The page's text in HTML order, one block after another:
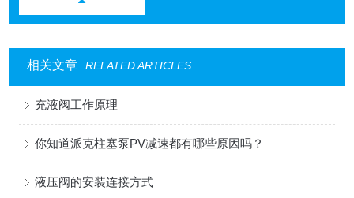
相关文章 RELATED ARTICLES
充液阀工作原理
你知道派克柱塞泵PV减速都有哪些原因吗？
液压阀的安装连接方式